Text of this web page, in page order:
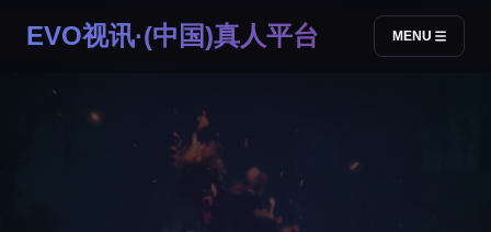
EVO视讯·(中国)真人平台 MENU